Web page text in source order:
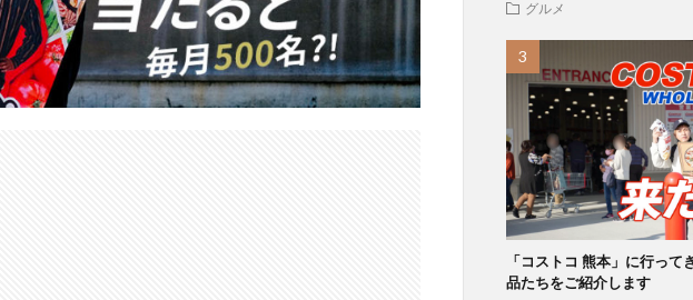
グルメ
「コストコ 熊本」に行って
品たちをご紹介します